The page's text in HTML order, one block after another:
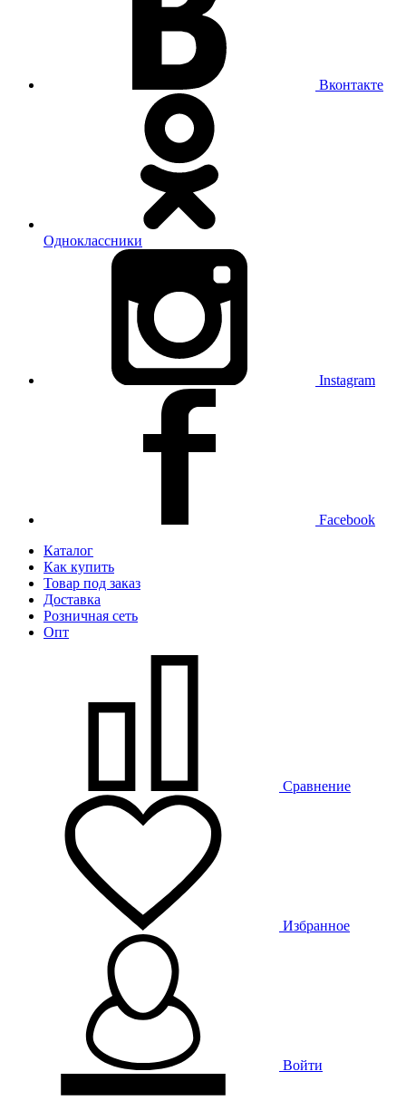
Вконтакте
Одноклассники
Instagram
Facebook
Каталог
Как купить
Товар под заказ
Доставка
Розничная сеть
Опт
Сравнение
Избранное
Войти